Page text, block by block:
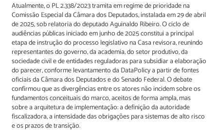
Atualmente, o PL 2.338/2023 tramita em regime de prioridade na
Comissão Especial da Câmara dos Deputados, instalada em 29 de abril
de 2025, sob relatoria do deputado Aguinaldo Ribeiro. O ciclo de
audiências públicas iniciado em junho de 2025 constitui a principal
etapa de instrução do processo legislativo na Casa revisora, reunindo
representantes do governo, da academia, do setor produtivo, da
sociedade civil e de entidades reguladoras para subsidiar a elaboração
do parecer, conforme levantamento da DataPolicy a partir de fontes
oficiais da Câmara dos Deputados e do Senado Federal. O debate
confirmou que as divergências entre os atores não incidem sobre os
fundamentos conceituais do marco, aceitos de forma ampla, mas
sobre a arquitetura de implementação: a definição da autoridade
fiscalizadora, a intensidade das obrigações para sistemas de alto risco
e os prazos de transição.